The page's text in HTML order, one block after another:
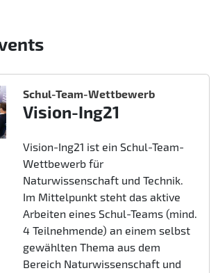
Schul-Team-Wettbewerb
Vision-Ing21
Vision-Ing21 ist ein Schul-Team-
Wettbewerb für
Naturwissenschaft und Technik.
Im Mittelpunkt steht das aktive
Arbeiten eines Schul-Teams (mind.
4 Teilnehmende) an einem selbst
gewählten Thema aus dem
Bereich Naturwissenschaft und